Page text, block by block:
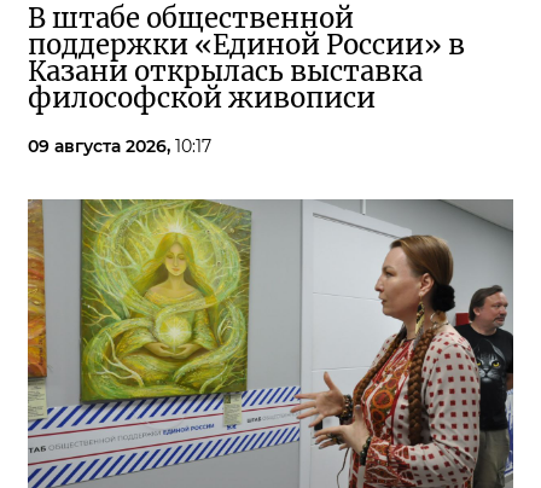
В штабе общественной
поддержки «Единой России» в
Казани открылась выставка
философской живописи
09 августа 2026, 10:17